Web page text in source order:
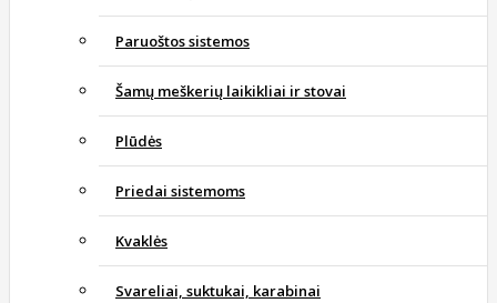
Paruoštos sistemos
Šamų meškerių laikikliai ir stovai
Plūdės
Priedai sistemoms
Kvaklės
Svareliai, suktukai, karabinai